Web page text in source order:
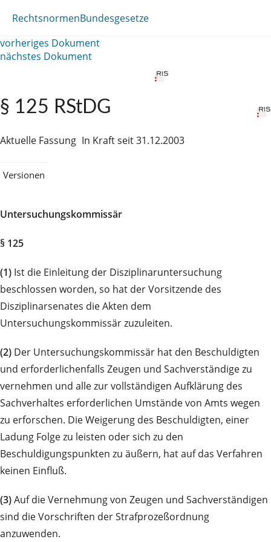
RechtsnormenBundesgesetze
vorheriges Dokument
nächstes Dokument
§ 125 RStDG
Aktuelle Fassung In Kraft seit 31.12.2003
Versionen
Untersuchungskommissär
§ 125
(1) Ist die Einleitung der Disziplinaruntersuchung
beschlossen worden, so hat der Vorsitzende des
Disziplinarsenates die Akten dem
Untersuchungskommissär zuzuleiten.
(2) Der Untersuchungskommissär hat den Beschuldigten
und erforderlichenfalls Zeugen und Sachverständige zu
vernehmen und alle zur vollständigen Aufklärung des
Sachverhaltes erforderlichen Umstände von Amts wegen
zu erforschen. Die Weigerung des Beschuldigten, einer
Ladung Folge zu leisten oder sich zu den
Beschuldigungspunkten zu äußern, hat auf das Verfahren
keinen Einfluß.
(3)Auf die Vernehmung von Zeugen und Sachverständigen
sind die Vorschriften der Strafprozeßordnung
anzuwenden.